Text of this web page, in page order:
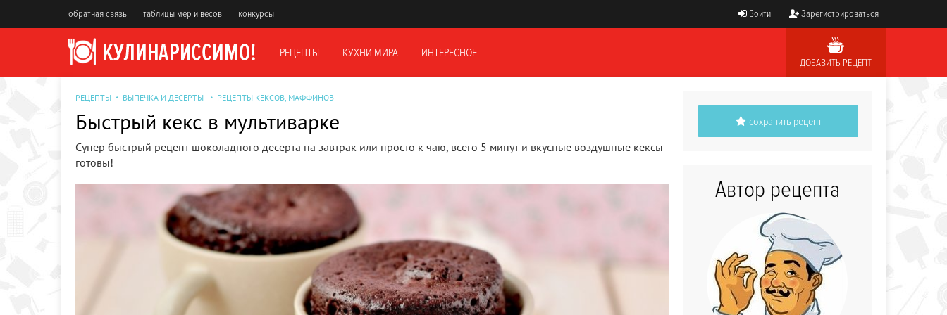
обратная связь таблицы мер и весов конкурсы Войти Зарегистрироваться
РЕЦЕПТЫ КУХНИ МИРА ИНТЕРЕСНОЕ
ДОБАВИТЬ РЕЦЕПТ
РЕЦЕПТЫ ВЫПЕЧКА И ДЕСЕРТЫ РЕЦЕПТЫ КЕКСОВ, МАФФИНОВ
Быстрый кекс в мультиварке
Супер быстрый рецепт шоколадного десерта на завтрак или просто к чаю, всего 5 минут и вкусные воздушные кексы
готовы!
сохранить рецепт
Автор рецепта